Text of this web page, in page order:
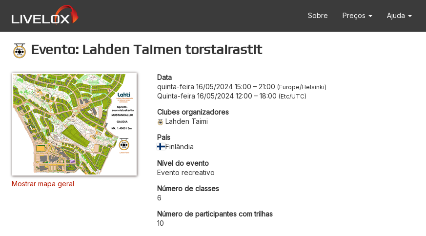
Sobre Preços Ajuda
Evento: Lahden Taimen torstairastit
Mostrar mapa geral
Data
quinta-feira 16/05/2024 15:00 – 21:00 Europe/Helsinki
Quinta-feira 16/05/2024 12:00 – 18:00 Etc/UTC
Clubes organizadores
Lahden Taimi
País
Finlândia
Nível do evento
Evento recreativo
Número de classes
6
Número de participantes com trilhas
10